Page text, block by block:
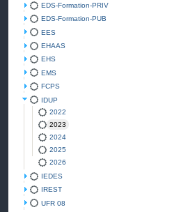
EDS-Formation-PRIV
EDS-Formation-PUB
EES
EHAAS
EHS
EMS
FCPS
IDUP
2022
2023
2024
2025
2026
IEDES
IREST
UFR 08